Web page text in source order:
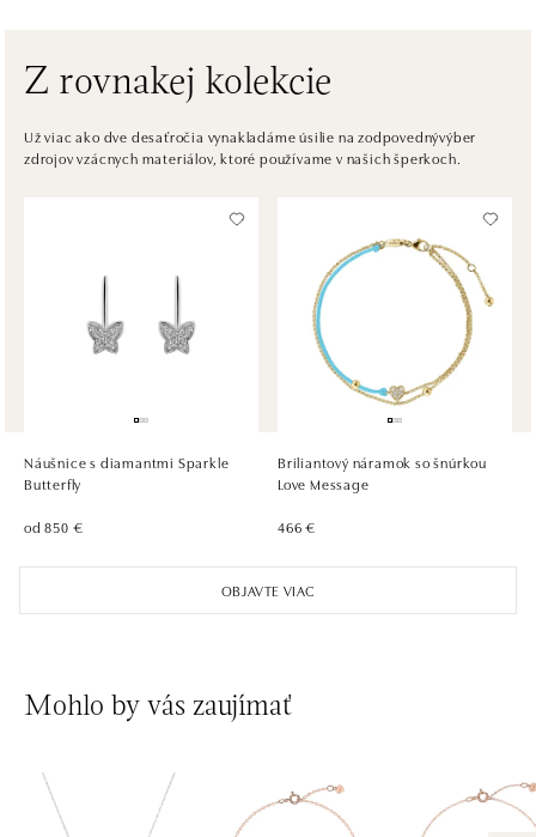
ALOve OC Nový Smíchov, Praha 5
Plzeňská 8, 150 00 Praha 5 - Anděl
tel.: +420736509250
U Dálnice 777, 664 42 Brno
tel.: +420604389337
dnes otvorené do 21:00
ALOve Westfield Černý most, Praha 9
Chlumecká 765/6, 198 19 Praha 9
dnes otvorené do 21:00
Roztylská 2321/19, 148 00 Praha 4 - Chodov
dnes otvorené do 21:00
Z rovnakej kolekcie
Už viac ako dve desaťročia vynakladáme úsilie na zodpovednývýber
zdrojov vzácnych materiálov, ktoré používame v našich šperkoch.
OBJAVTE VIAC
Náušnice s diamantmi Sparkle
Butterfly
od 850 €
Briliantový náramok so šnúrkou
Love Message
466 €
Mohlo by vás zaujímať